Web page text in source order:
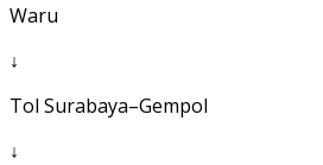
Waru
↓
Tol Surabaya–Gempol
↓